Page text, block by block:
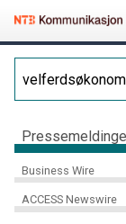
Business Wire
ACCESS Newswire